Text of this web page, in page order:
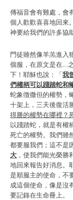
傳福音會有難處，會
個人歡歡喜喜地回來
神要給我們的許多協
門徒雖然像羊羔進入
個服，在原文是在…
下！耶穌也說：「我
們權柄可以踐踏蛇和
蛇象徴撒但的權勢，
十架上，三天後復活
得勝的權勢在哪裡？
以踐踏蛇，就是有權
死亡的權勢。我們雖
都要服我們；這不是
大 ，使我們能光榮
地回來報告好消息。
是順服主的使命，不
成這個使命，像是沒
要記錄在生命冊上。